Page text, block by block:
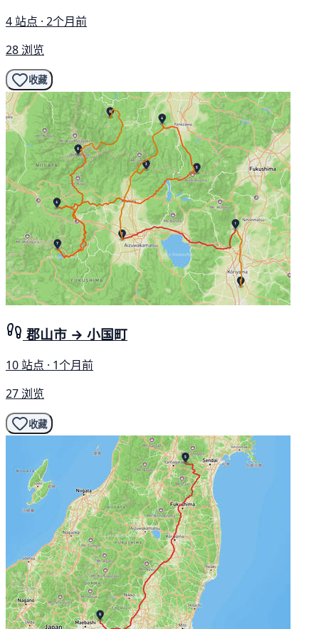
4 站点 · 2个月前
28 浏览
收藏
郡山市 → 小国町
10 站点 · 1个月前
27 浏览
收藏